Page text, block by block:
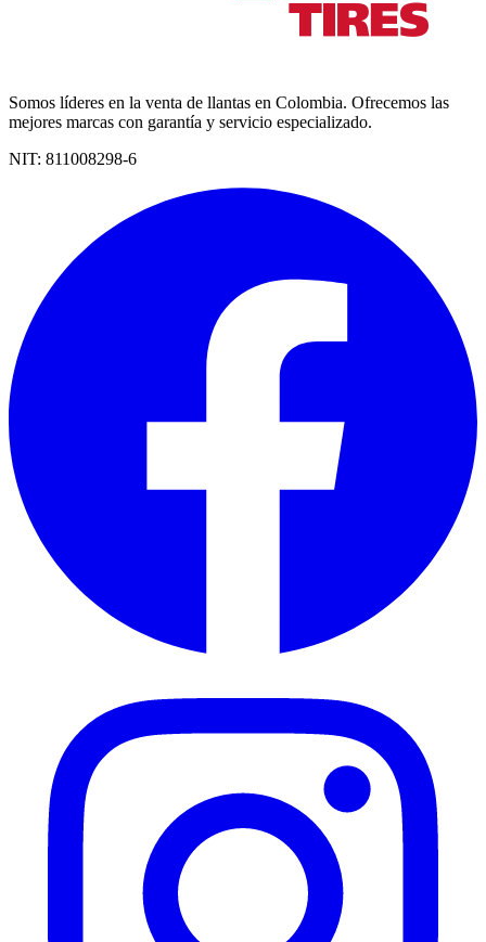
Somos líderes en la venta de llantas en Colombia. Ofrecemos las
mejores marcas con garantía y servicio especializado.
NIT: 811008298-6